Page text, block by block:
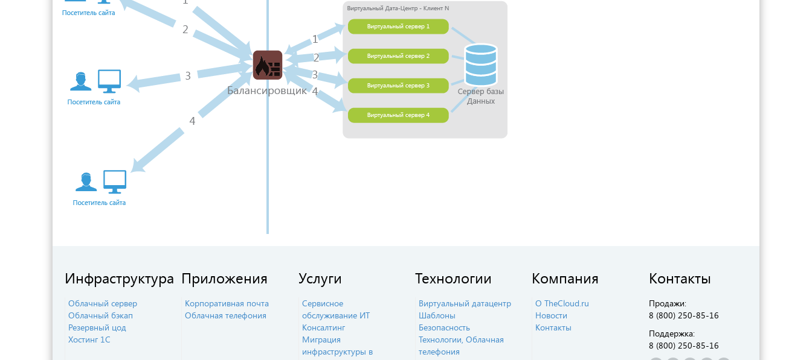
Инфраструктура
Облачный сервер
Облачный бэкап
Резервный цод
Хостинг 1С
Приложения
Корпоративная почта
Облачная телефония
Услуги
Сервисное
обслуживание ИТ
Консалтинг
Миграция
инфраструктуры в
Технологии
Виртуальный датацентр
Шаблоны
Безопасность
Технологии, Облачная
телефония
Компания
О TheCloud.ru
Новости
Контакты
Контакты
Продажи:
8 (800) 250-85-16
Поддержка:
8 (800) 250-85-16